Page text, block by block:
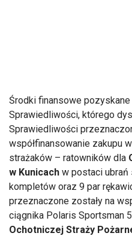
Środki finansowe
Sprawiedliwości, którego
Sprawiedliwości
współfinansowanie zakupu
strażaków – ratowników dla
w Kunicach w postaci ubrań
kompletów oraz 9 par
przeznaczone zostały na
ciągnika Polaris Sportsman
Ochotniczej Straży